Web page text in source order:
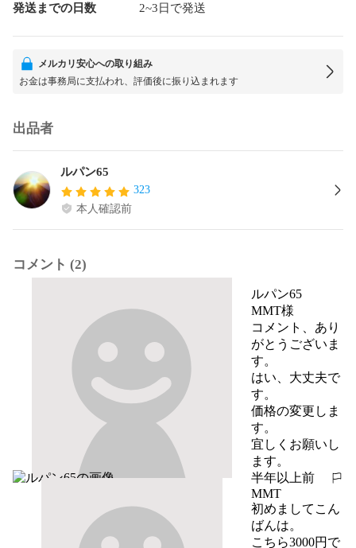
発送までの日数 2~3日で発送
メルカリ安心への取り組み
お金は事務局に支払われ、評価後に振り込まれます
出品者
ルパン65
323
本人確認前
コメント (2)
ルパン65
MMT様
コメント、あり
がとうございま
す。
はい、大丈夫で
す。
価格の変更しま
す。
宜しくお願いし
ます。
半年以上前
報告する
MMT
初めましてこん
ばんは。
こちら3000円で